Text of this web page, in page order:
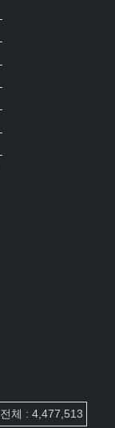
전체 : 4,477,513